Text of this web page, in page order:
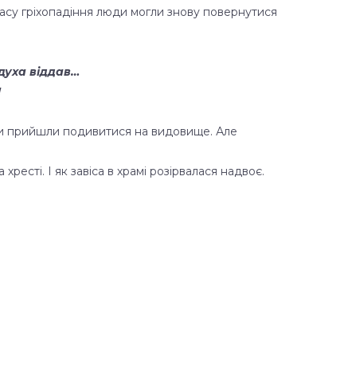
гріхопадіння люди могли знову повернутися
віддав…
прийшли подивитися на видовище. Але
І як завіса в храмі розірвалася надвоє.